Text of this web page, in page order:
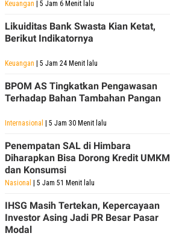
Keuangan | 5 Jam 6 Menit lalu
Likuiditas Bank Swasta Kian Ketat,
Berikut Indikatornya
Keuangan | 5 Jam 24 Menit lalu
BPOM AS Tingkatkan Pengawasan
Terhadap Bahan Tambahan Pangan
Internasional | 5 Jam 30 Menit lalu
Penempatan SAL di Himbara
Diharapkan Bisa Dorong Kredit UMKM
dan Konsumsi
Nasional | 5 Jam 51 Menit lalu
IHSG Masih Tertekan, Kepercayaan
Investor Asing Jadi PR Besar Pasar
Modal